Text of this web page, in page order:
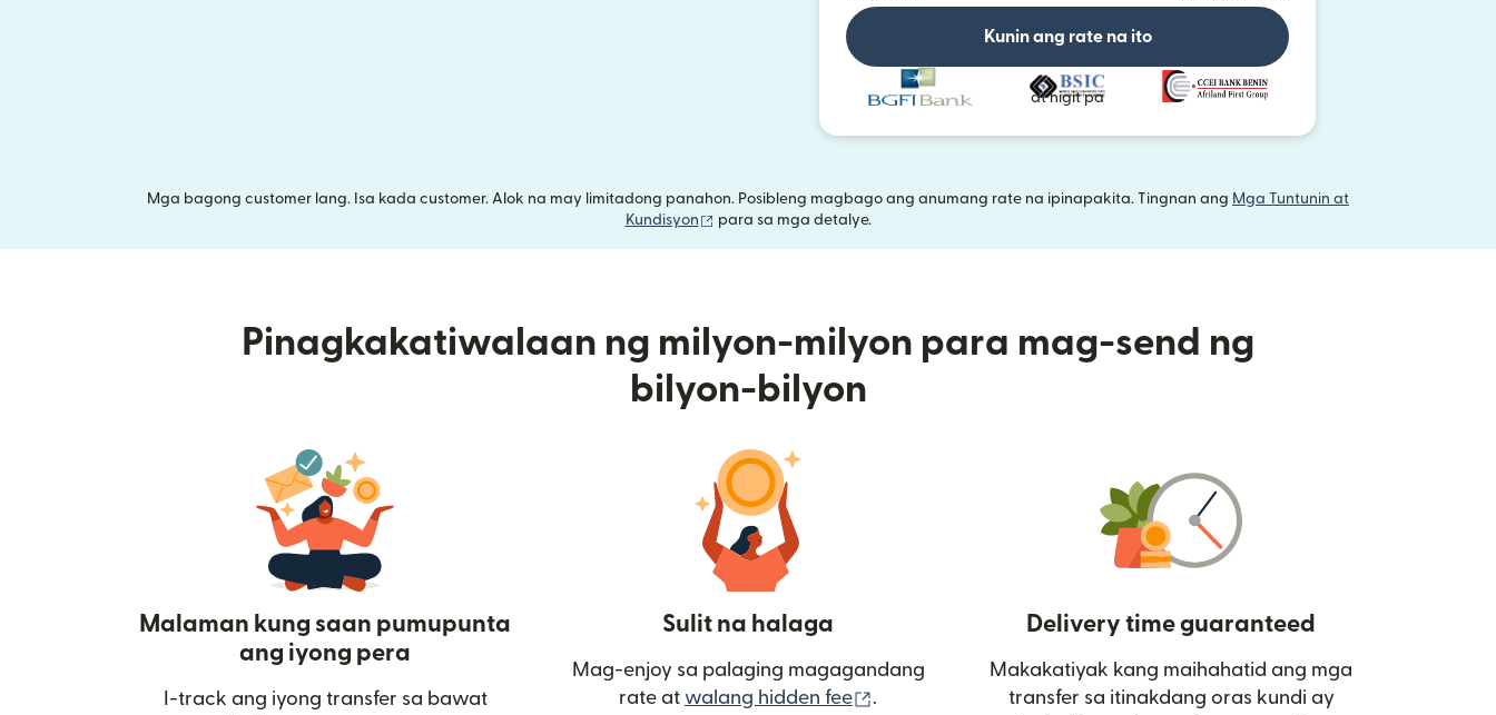
Kunin ang rate na ito
at higit pa
Mga bagong customer lang. Isa kada customer. Alok na may limitadong panahon. Posibleng magbago ang anumang rate na ipinapakita. Tingnan ang Mga Tuntunin at
Kundisyon
(bubukas sa bagong window)
para sa mga detalye.
Pinagkakatiwalaan ng milyon-milyon para mag-send ng
bilyon-bilyon
Malaman kung saan pumupunta
ang iyong pera
I-track ang iyong transfer sa bawat
Sulit na halaga
Mag-enjoy sa palaging magagandang
rate at walang hidden fee (bubukas sa bagong window)
.
Delivery time guaranteed
Makakatiyak kang maihahatid ang mga
transfer sa itinakdang oras kundi ay